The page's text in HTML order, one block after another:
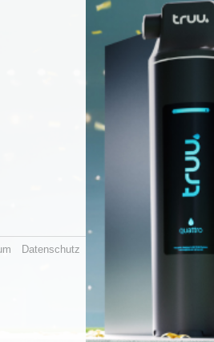
Datenschutz